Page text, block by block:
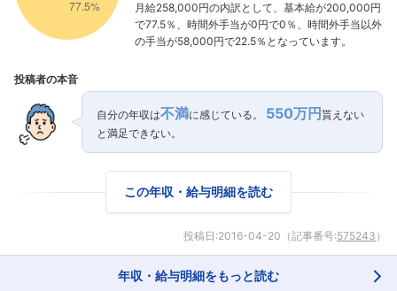
こちらの企業もフォローしませんか？
月給258,000円の内訳として、基本給が200,000円
で77.5％、時間外手当が0円で0％、時間外手当以外
の手当が58,000円で22.5％となっています。
投稿者の本音
自分の年収は不満に感じている。 550万円 貰えない
と満足できない。
この年収・給与明細を読む
投稿日:2016-04-20 （記事番号:575243 ）
年収・給与明細をもっと読む